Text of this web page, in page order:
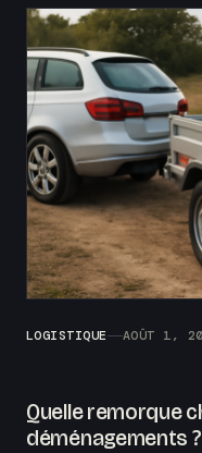
LOGISTIQUE AOÛT 1,
Quelle remorque
déménagements ?